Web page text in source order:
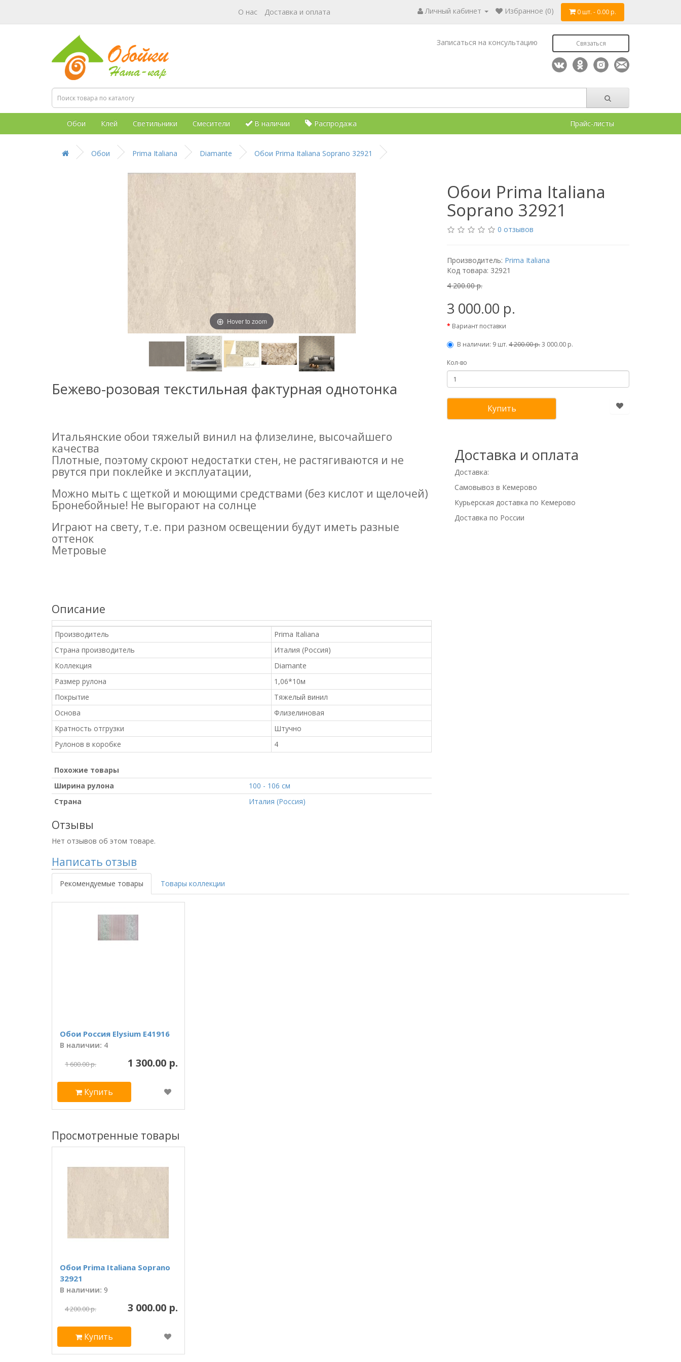
О нас Доставка и оплата Личный кабинет Избранное (0) 0 шт. - 0.00 р.
Записаться на консультацию Связаться
Обои Клей Светильники Смесители В наличии Распродажа Прайс-листы
Обои Prima Italiana Diamante Обои Prima Italiana Soprano 32921
Hover to zoom
Бежево-розовая текстильная фактурная однотонка
Итальянские обои тяжелый винил на флизелине, высочайшего
качества
Плотные, поэтому скроют недостатки стен, не растягиваются и не
рвутся при поклейке и эксплуатации,
Можно мыть с щеткой и моющими средствами (без кислот и щелочей)
Бронебойные! Не выгорают на солнце
Играют на свету, т.е. при разном освещении будут иметь разные
оттенок
Метровые
Описание
Производитель
Prima Italiana
Страна производитель
Италия (Россия)
Коллекция
Diamante
Размер рулона
1,06*10м
Покрытие
Тяжелый винил
Основа
Флизелиновая
Кратность отгрузки
Штучно
Рулонов в коробке
4
Похожие товары
Ширина рулона
100 - 106 см
Страна
Италия (Россия)
Отзывы
Нет отзывов об этом товаре.
Написать отзыв
Обои Prima Italiana
Soprano 32921
0 отзывов
Производитель: Prima Italiana
Код товара: 32921
4 200.00 р.
3 000.00 р.
Вариант поставки
В наличии: 9 шт. 4 200.00 р.3 000.00 р.
Кол-во
Купить
Доставка и оплата
Доставка:
Самовывоз в Кемерово
Курьерская доставка по Кемерово
Доставка по России
Рекомендуемые товары Товары коллекции
Обои Россия Elysium Е41916
В наличии: 4
1 300.00 р.
1 600.00 р.
Купить
Просмотренные товары
Обои Prima Italiana Soprano
32921
В наличии: 9
3 000.00 р.
4 200.00 р.
Купить